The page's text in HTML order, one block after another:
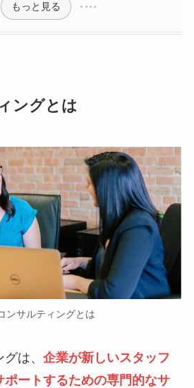
もっと見る
ングとは
ンサルティングとは
は、 企業が新しいスタッフ
ポートするための専門的なサ